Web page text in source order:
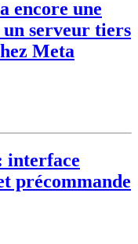
encore une
serveur tiers
Meta
interface
précommande